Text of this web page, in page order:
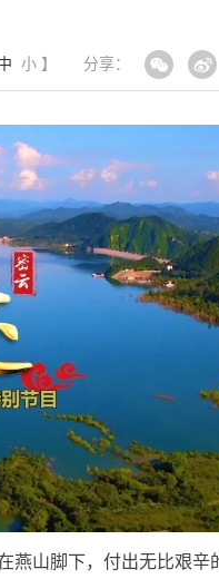
小】 分享：
燕山脚下，付出无比艰辛